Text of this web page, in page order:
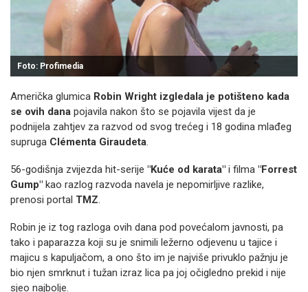
Foto: Profimedia
Američka glumica Robin Wright izgledala je potišteno kada
se ovih dana pojavila nakon što se pojavila vijest da je
podnijela zahtjev za razvod od svog trećeg i 18 godina mlađeg
supruga Clémenta Giraudeta.
56-godišnja zvijezda hit-serije "Kuće od karata" i filma "Forrest
Gump" kao razlog razvoda navela je nepomirljive razlike,
prenosi portal TMZ.
Robin je iz tog razloga ovih dana pod povećalom javnosti, pa
tako i paparazza koji su je snimili ležerno odjevenu u tajice i
majicu s kapuljačom, a ono što im je najviše privuklo pažnju je
bio njen smrknut i tužan izraz lica pa joj očigledno prekid i nije
sjeo najbolje.